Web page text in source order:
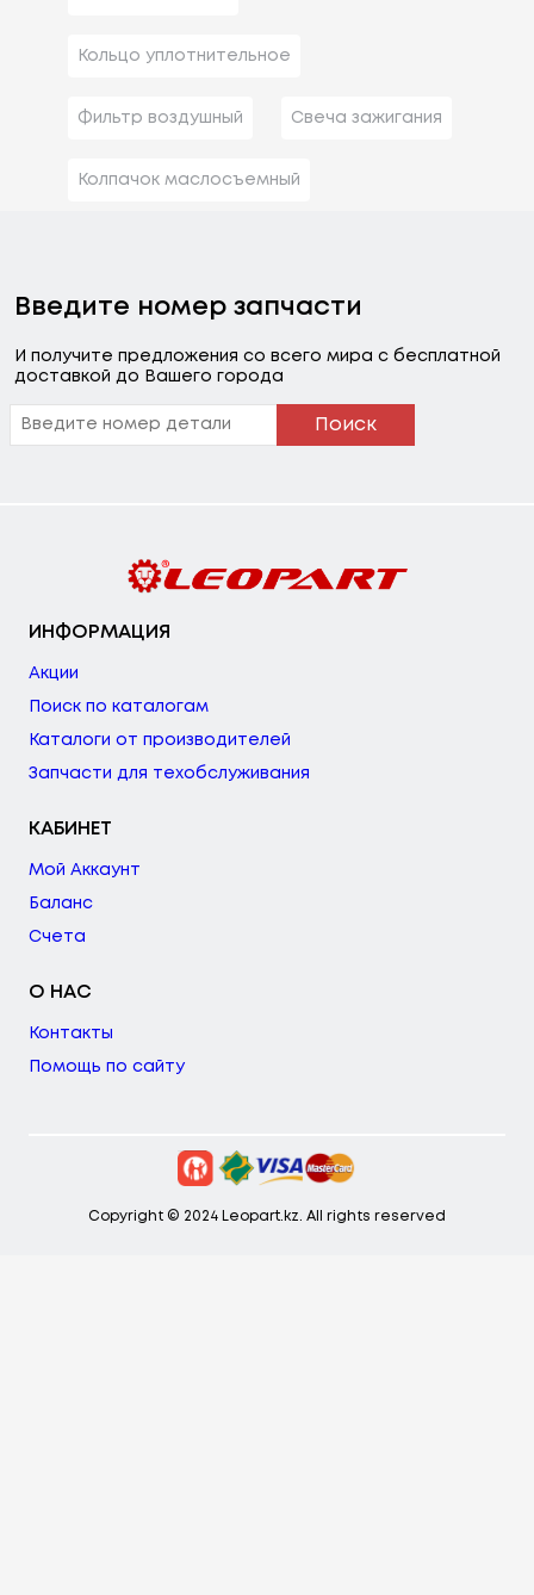
Кольцо уплотнительное
Фильтр воздушный Свеча зажигания
Колпачок маслосъемный
Введите номер запчасти
И получите предложения со всего мира с бесплатной
доставкой до Вашего города
Поиск
ИНФОРМАЦИЯ
Акции
Поиск по каталогам
Каталоги от производителей
Запчасти для техобслуживания
КАБИНЕТ
Мой Аккаунт
Баланс
Счета
О НАС
Контакты
Помощь по сайту
Copyright © 2024 Leopart.kz. All rights reserved